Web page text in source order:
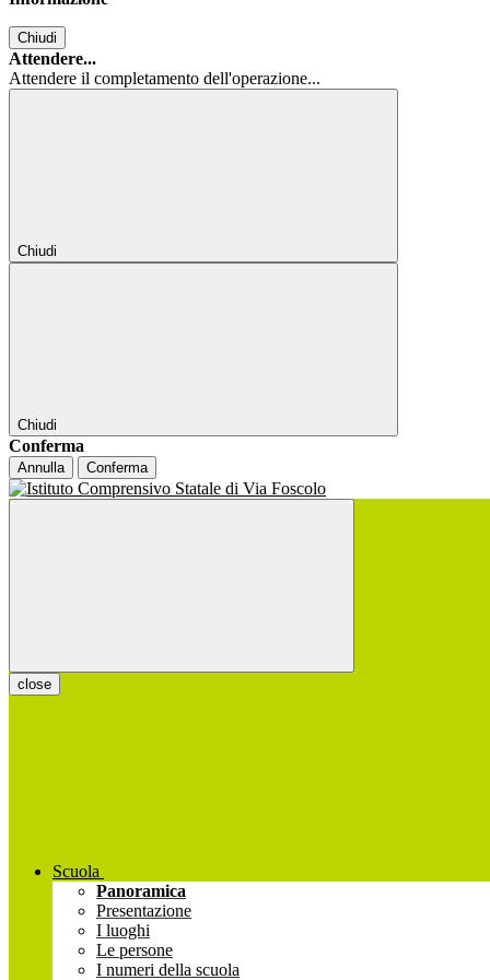
Chiudi
Attendere...
Attendere il completamento dell'operazione...
Chiudi
Chiudi
Conferma
Annulla Conferma
close
Scuola
Panoramica
Presentazione
I luoghi
Le persone
I numeri della scuola